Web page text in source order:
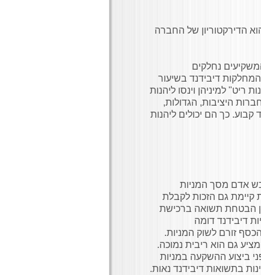
הדירקטוריון של החברה
נחלקים
דיבידנד בשיעור
ריט" למיניהן וינסו ליהנות
היציבות, הגדולות,
קבוע. כך הם יכולים ליהנות
אדם מסך המניות
קיימת גם הזכות לקבלת
הבטחת תשואה ברכישת
דיבידנד דומה
זורם לשוק המניות.
גם הוא ריבית נמוכה.
ביצוע ההשקעה במניות
בתשואות דיבידנד נאות.